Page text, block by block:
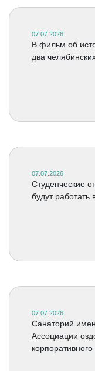
07.07.2026
В фильм об
два
07.07.2026
Студенческие
будут работать
07.07.2026
Санаторий
Ассоциации